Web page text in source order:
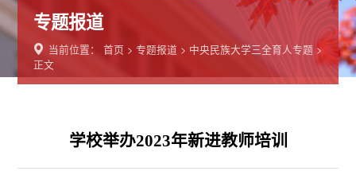
专题报道
当前位置：首页 >专题报道 > 中央民族大学三全育人专题 >
正文
学校举办2023年新进教师培训